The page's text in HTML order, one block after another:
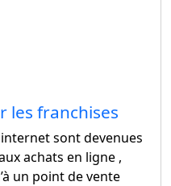
les franchises
sont devenues
achats en ligne ,
un point de vente